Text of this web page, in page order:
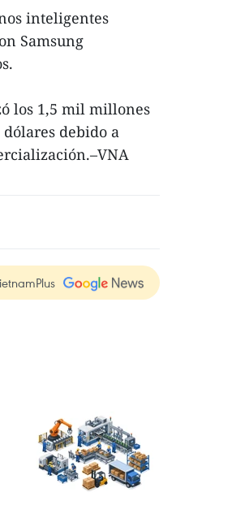
inteligentes
Samsung
los 1,5 mil millones
debido a